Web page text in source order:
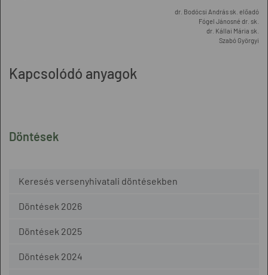
Döntések
Keresés versenyhivatali döntésekben
Döntések 2026
Döntések 2025
Döntések 2024
dr. Bodócsi András sk. előadó
Fógel Jánosné dr. sk.
dr. Kállai Mária sk.
Szabó Györgyi
Kapcsolódó anyagok